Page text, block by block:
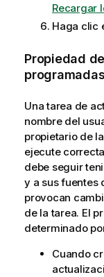
Recargar
Haga clic
Propiedad
programadas
Una tarea de
nombre del
propietario de
ejecute
debe seguir
y a sus fuentes
provocan
de la tarea. El
determinado
Cuando